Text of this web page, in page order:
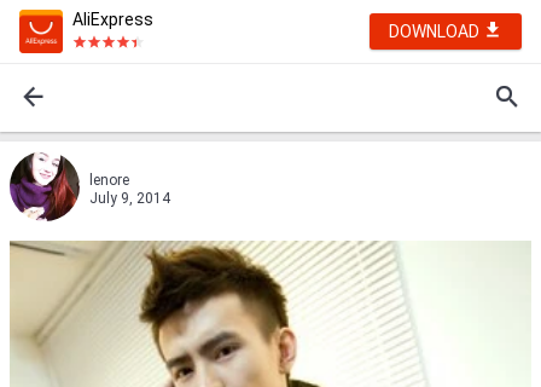
AliExpress
DOWNLOAD
lenore
July 9, 2014